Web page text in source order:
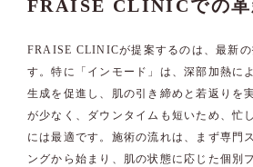
FRAISE CLINICでの革
FRAISE CLINICが提案するのは、最新
す。特に「インモード」は、深部加熱に
生成を促進し、肌の引き締めと若返りを
が少なく、ダウンタイムも短いため、忙
には最適です。施術の流れは、まず専門
ングから始まり、肌の状態に応じた個別